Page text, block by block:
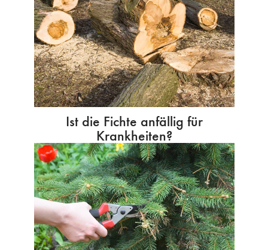
Ist die Fichte anfällig für
Krankheiten?